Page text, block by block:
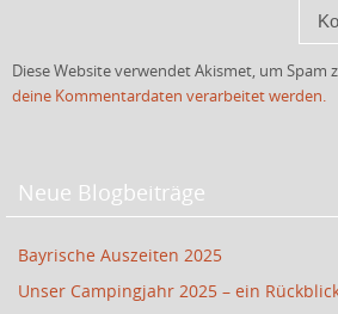
Diese Website verwendet Akismet, um Spam
deine Kommentardaten verarbeitet werden.
Neue Blogbeiträge
Bayrische Auszeiten 2025
Unser Campingjahr 2025 – ein